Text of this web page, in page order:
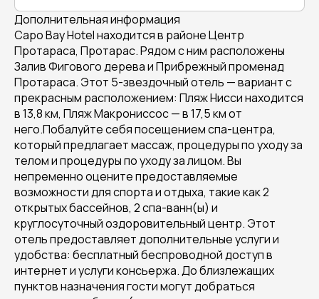
Дополнительная информация
Capo Bay Hotel находится в районе Центр
Протараса, Протарас. Рядом с ним расположены
Залив Фигового дерева и Прибрежный променад
Протараса. Этот 5-звездочный отель — вариант с
прекрасным расположением: Пляж Нисси находится
в 13,8 км, Пляж Макрониссос — в 17,5 км от
него.Побалуйте себя посещением спа-центра,
который предлагает массаж, процедуры по уходу за
телом и процедуры по уходу за лицом. Вы
непременно оцените предоставляемые
возможности для спорта и отдыха, такие как 2
открытых бассейнов, 2 спа-ванн(ы) и
круглосуточный оздоровительный центр. Этот
отель предоставляет дополнительные услуги и
удобства: бесплатный беспроводной доступ в
интернет и услуги консьержа. До близлежащих
пунктов назначения гости могут добраться